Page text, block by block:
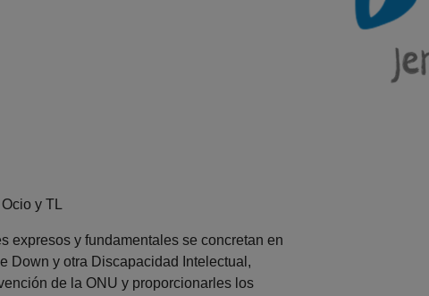
y TL
expresos y fundamentales se concretan en
Down y otra Discapacidad Intelectual,
de la ONU y proporcionarles los